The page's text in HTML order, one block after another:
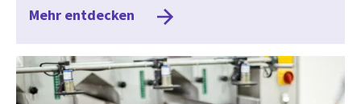
Mehr entdecken